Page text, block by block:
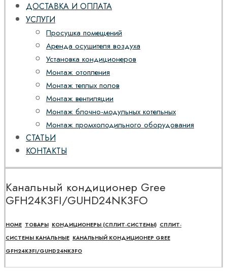
ДОСТАВКА И ОПЛАТА
УСЛУГИ
Просушка помещений
Аренда осушителя воздуха
Установка кондиционеров
Монтаж отопления
Монтаж теплых полов
Монтаж вентиляции
Монтаж блочно-модульных котельных
Монтаж промхолодильного оборудования
СТАТЬИ
КОНТАКТЫ
Канальный кондиционер Gree
GFH24K3FI/GUHD24NK3FO
HOME ТОВАРЫ КОНДИЦИОНЕРЫ (СПЛИТ-СИСТЕМЫ) СПЛИТ-
СИСТЕМЫ КАНАЛЬНЫЕ КАНАЛЬНЫЙ КОНДИЦИОНЕР GREE
GFH24K3FI/GUHD24NK3FO